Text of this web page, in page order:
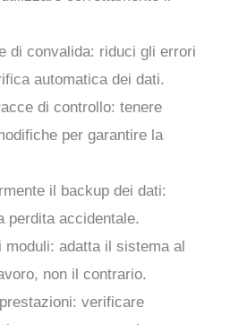
di convalida: riduci gli errori
automatica dei dati.
di controllo: tenere
per garantire la
il backup dei dati:
perdita accidentale.
moduli: adatta il sistema al
non il contrario.
verificare